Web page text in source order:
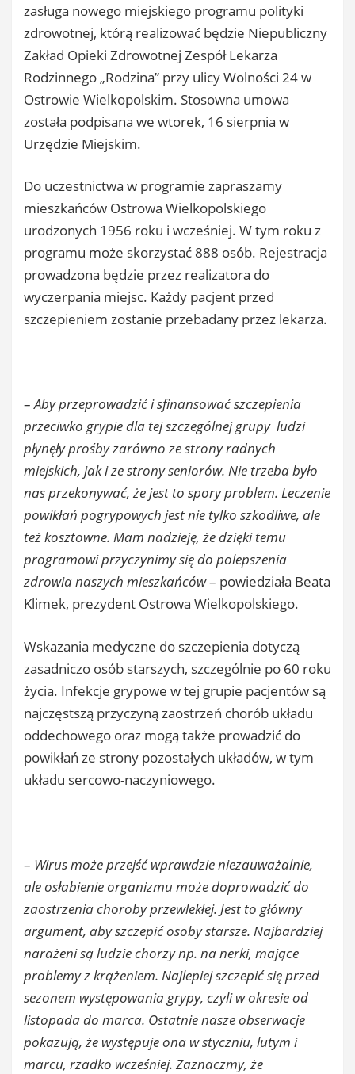
zasługa nowego miejskiego programu polityki
zdrowotnej, którą realizować będzie Niepubliczny
Zakład Opieki Zdrowotnej Zespół Lekarza
Rodzinnego „Rodzina” przy ulicy Wolności 24 w
Ostrowie Wielkopolskim. Stosowna umowa
została podpisana we wtorek, 16 sierpnia w
Urzędzie Miejskim.
Do uczestnictwa w programie zapraszamy
mieszkańców Ostrowa Wielkopolskiego
urodzonych 1956 roku i wcześniej. W tym roku z
programu może skorzystać 888 osób. Rejestracja
prowadzona będzie przez realizatora do
wyczerpania miejsc. Każdy pacjent przed
szczepieniem zostanie przebadany przez lekarza.
–Aby przeprowadzić i sfinansować szczepienia
przeciwko grypie dla tej szczególnej grupy ludzi
płynęły prośby zarówno ze strony radnych
miejskich, jak i ze strony seniorów. Nie trzeba było
nas przekonywać, że jest to spory problem. Leczenie
powikłań pogrypowych jest nie tylko szkodliwe, ale
też kosztowne. Mam nadzieję, że dzięki temu
programowi przyczynimy się do polepszenia
zdrowia naszych mieszkańców– powiedziała Beata
Klimek, prezydent Ostrowa Wielkopolskiego.
Wskazania medyczne do szczepienia dotyczą
zasadniczo osób starszych, szczególnie po 60 roku
życia. Infekcje grypowe w tej grupie pacjentów są
najczęstszą przyczyną zaostrzeń chorób układu
oddechowego oraz mogą także prowadzić do
powikłań ze strony pozostałych układów, w tym
układu sercowo-naczyniowego.
– Wirus może przejść wprawdzie niezauważalnie,
ale osłabienie organizmu może doprowadzić do
zaostrzenia choroby przewlekłej. Jest to główny
argument, aby szczepić osoby starsze. Najbardziej
narażeni są ludzie chorzy np. na nerki, mające
problemy z krążeniem. Najlepiej szczepić się przed
sezonem występowania grypy, czyli w okresie od
listopada do marca. Ostatnie nasze obserwacje
pokazują, że występuje ona w styczniu, lutym i
marcu, rzadko wcześniej. Zaznaczmy, że